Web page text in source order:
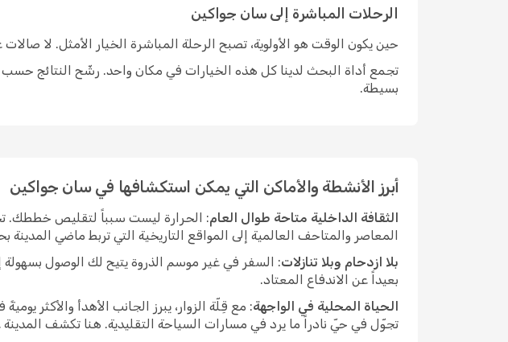
الرحلات المباشرة إلى سان جواكين
حين يكون الوقت هو الأولوية، تصبح الرحلة المباشرة الخيار الأمثل. لا
تجمع أداة البحث لدينا كل هذه الخيارات في مكان واحد. رشّح النتائج حسب
بسيطة.
أبرز الأنشطة والأماكن التي يمكن استكشافها في سان جواكين
الثقافة الداخلية متاحة طوال العام: الحرارة ليست سبباً لتقليص خططك.
المعاصر والمتاحف العالمية إلى المواقع التاريخية التي تربط ماضي المدينة
بلا ازدحام وبلا تنازلات: السفر في غير موسم الذروة يتيح لك الوصول بسهولة
بعيداً عن الاندفاع المعتاد.
الحياة المحلية في الواجهة: مع قِلّة الزوار، يبرز الجانب الأهدأ
تجوّل في حيّ نادراً ما يرد في مسارات السياحة التقليدية. هنا تكشف